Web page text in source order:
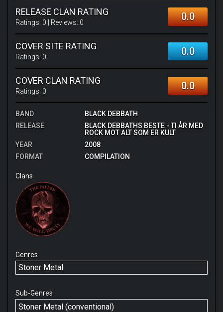
RELEASE CLAN RATING
Ratings: 0 | Reviews: 0 0.0
COVER SITE RATING
Ratings: 0 0.0
COVER CLAN RATING
Ratings: 0 0.0
BAND
BLACK DEBBATH
RELEASE
BLACK DEBBATHS BESTE - TI ÅR MED
ROCK MOT ALT SOM ER KULT
YEAR
2008
FORMAT
COMPILATION
Clans
Genres
Stoner Metal
Sub-Genres
Stoner Metal (conventional)